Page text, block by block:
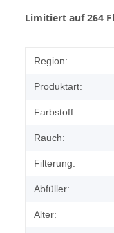
Limitiert auf 264
Wert
Region:
Produktart:
Farbstoff:
Rauch:
Filterung:
Abfüller:
Alter: